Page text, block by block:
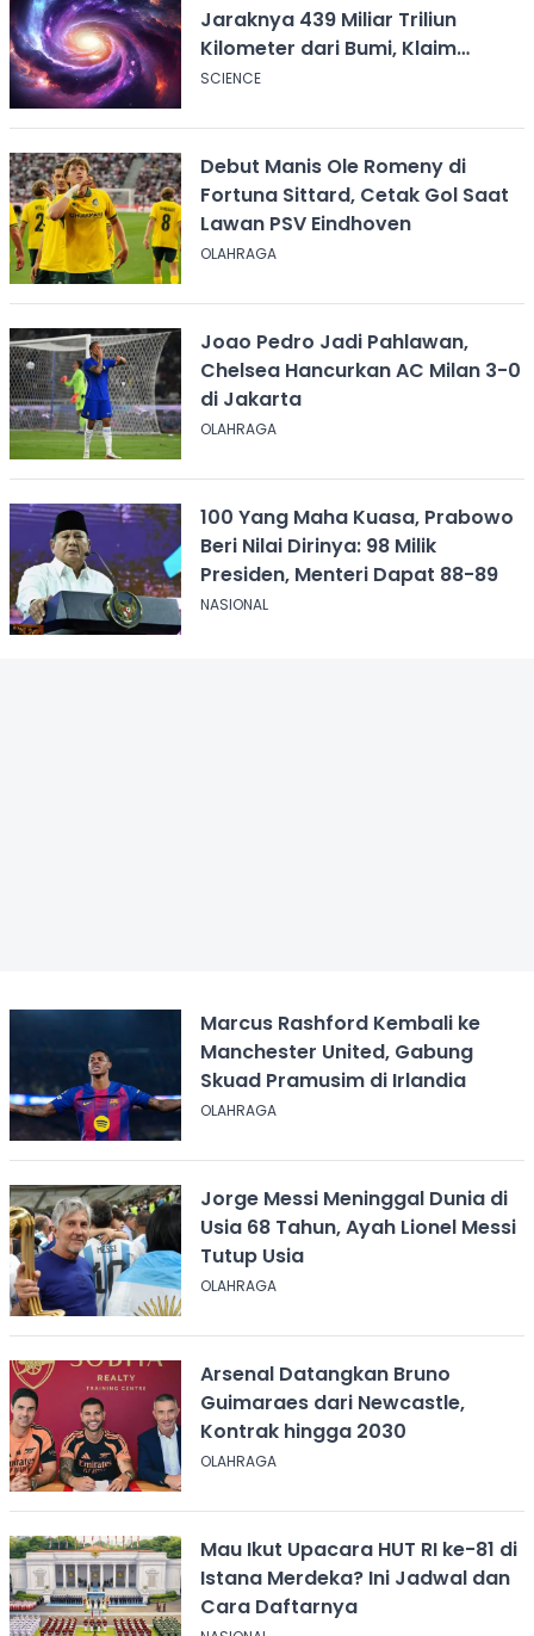
Jaraknya 439 Miliar Triliun
Kilometer dari Bumi, Klaim
Ilmuwan Harvard
SCIENCE
Debut Manis Ole Romeny di
Fortuna Sittard, Cetak Gol Saat
Lawan PSV Eindhoven
OLAHRAGA
Joao Pedro Jadi Pahlawan,
Chelsea Hancurkan AC Milan 3-0
di Jakarta
OLAHRAGA
100 Yang Maha Kuasa, Prabowo
Beri Nilai Dirinya: 98 Milik
Presiden, Menteri Dapat 88-89
NASIONAL
Marcus Rashford Kembali ke
Manchester United, Gabung
Skuad Pramusim di Irlandia
OLAHRAGA
Jorge Messi Meninggal Dunia di
Usia 68 Tahun, Ayah Lionel Messi
Tutup Usia
OLAHRAGA
Arsenal Datangkan Bruno
Guimaraes dari Newcastle,
Kontrak hingga 2030
OLAHRAGA
Mau Ikut Upacara HUT RI ke-81 di
Istana Merdeka? Ini Jadwal dan
Cara Daftarnya